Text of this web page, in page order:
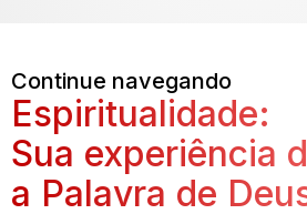
Continue navegando
Espiritualidade:
Sua experiência
a Palavra de